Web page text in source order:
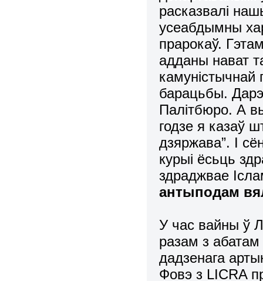
расказвалі
усеабдымны
прарокаў.
адданы нават
камуністычнай
барацьбы.
Палітбюро. А
годзе я казаў
дзяржава”. І
курыі ёсьць
здраджвае
антыподам
У час вайны ў
разам з абатам
дадзенага
Фовэ з LICRA